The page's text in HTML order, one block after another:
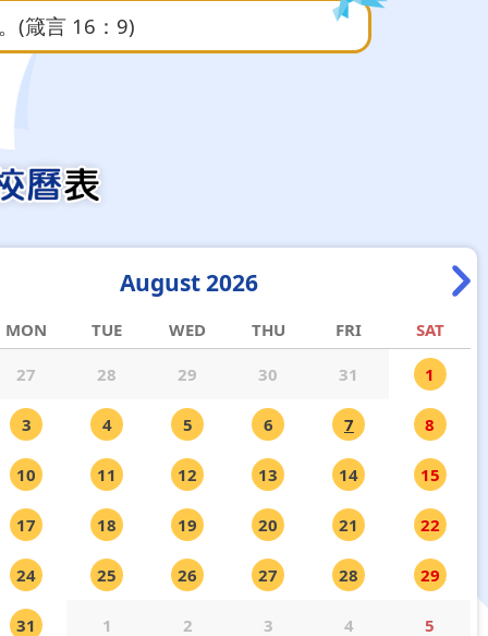
(箴言 16：9)
August 2026
MON TUE WED THU FRI SAT
27 28 29 30 31 1
3 4 5 6 7 8
10 11 12 13 14 15
17 18 19 20 21 22
24 25 26 27 28 29
31 1 2 3 4 5